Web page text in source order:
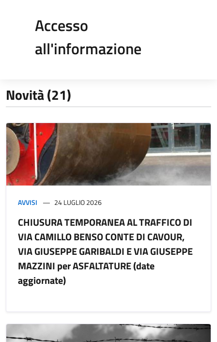
Accesso
all'informazione
Novità (21)
AVVISI 24 LUGLIO 2026
CHIUSURA TEMPORANEA AL TRAFFICO DI
VIA CAMILLO BENSO CONTE DI CAVOUR,
VIA GIUSEPPE GARIBALDI E VIA GIUSEPPE
MAZZINI per ASFALTATURE (date
aggiornate)